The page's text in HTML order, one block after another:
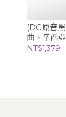
(DG原音
曲、辛西
Claudio
NT$1,379